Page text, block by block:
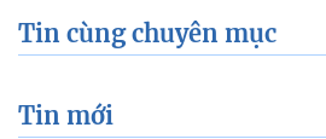
Tin cùng chuyên mục
Tin mới